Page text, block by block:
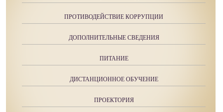
ПРОТИВОДЕЙСТВИЕ КОРРУПЦИИ
ДОПОЛНИТЕЛЬНЫЕ СВЕДЕНИЯ
ПИТАНИЕ
ДИСТАНЦИОННОЕ ОБУЧЕНИЕ
ПРОЕКТОРИЯ